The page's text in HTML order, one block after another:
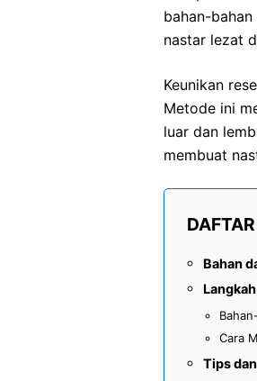
bahan-
nastar lezat
Keunikan
Metode ini
luar dan
membuat
Bahan
Cara
Tips